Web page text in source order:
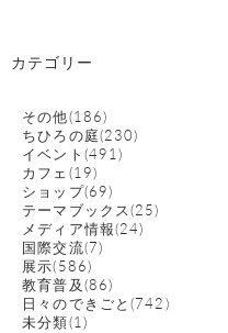
カテゴリー
その他(186)
ちひろの庭(230)
イベント(491)
カフェ(19)
ショップ(69)
テーマブックス(25)
メディア情報(24)
国際交流(7)
展示(586)
教育普及(86)
日々のできごと(742)
未分類(1)